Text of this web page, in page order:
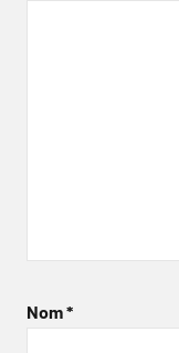
Nom*